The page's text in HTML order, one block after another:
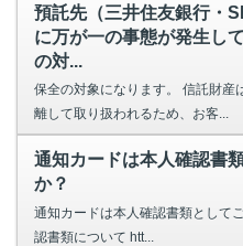
預託先（三井住友銀行・
に万が一の事態が発生し
の対...
保全の対象になります。 信託財産
離して取り扱われるため、お客...
通知カードは本人確認書
か？
通知カードは本人確認書類として
認書類について htt...